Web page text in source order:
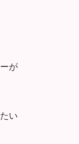
が
い